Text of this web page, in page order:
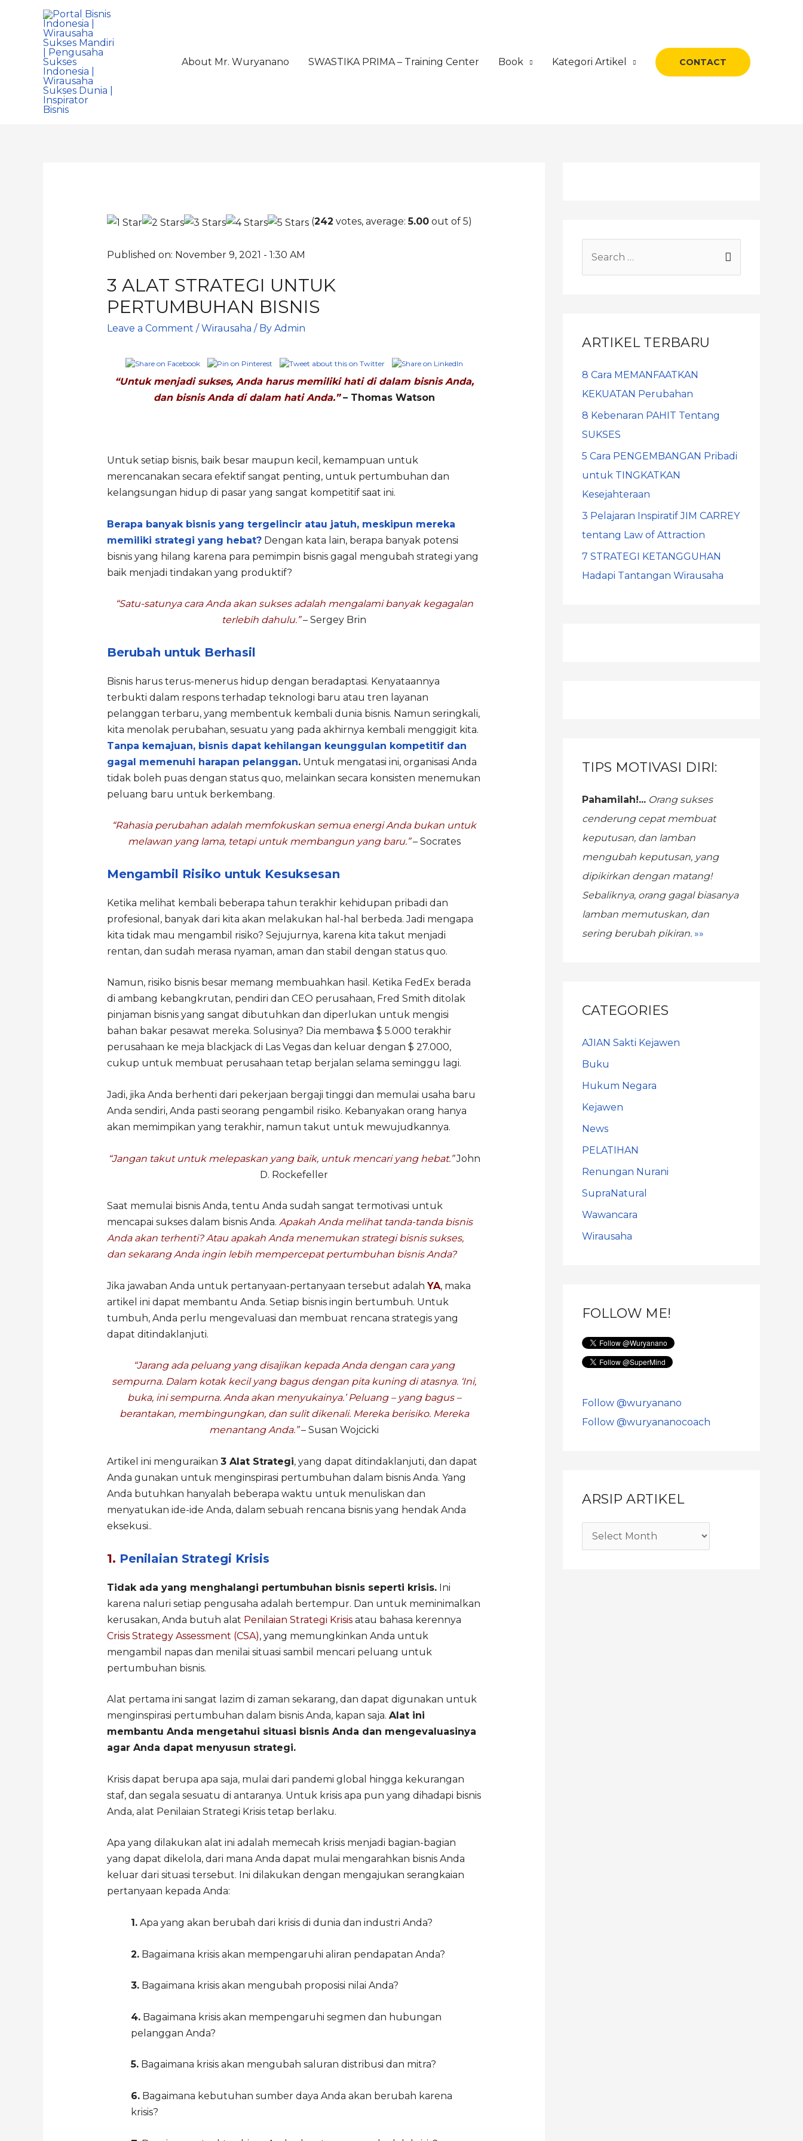
About Mr. Wuryanano SWASTIKA PRIMA – Training Center Book Kategori Artikel CONTACT
(242 votes, average:5.00out of 5)
Published on: November 9, 2021 - 1:30 AM
3 ALAT STRATEGI UNTUK
PERTUMBUHAN BISNIS
Leave a Comment /Wirausaha / By Admin
“Untuk menjadi sukses, Anda harus memiliki hati di dalam bisnis Anda,
dan bisnis Anda di dalam hati Anda.”– Thomas Watson
Untuk setiap bisnis, baik besar maupun kecil, kemampuan untuk
merencanakan secara efektif sangat penting, untuk pertumbuhan dan
kelangsungan hidup di pasar yang sangat kompetitif saat ini.
Berapa banyak bisnis yang tergelincir atau jatuh, meskipun mereka
memiliki strategi yang hebat?Dengan kata lain, berapa banyak potensi
bisnis yang hilang karena para pemimpin bisnis gagal mengubah strategi yang
baik menjadi tindakan yang produktif?
“Satu-satunya cara Anda akan sukses adalah mengalami banyak kegagalan
terlebih dahulu.”– Sergey Brin
Berubah untuk Berhasil
Bisnis harus terus-menerus hidup dengan beradaptasi. Kenyataannya
terbukti dalam respons terhadap teknologi baru atau tren layanan
pelanggan terbaru, yang membentuk kembali dunia bisnis. Namun seringkali,
kita menolak perubahan, sesuatu yang pada akhirnya kembali menggigit kita.
Tanpa kemajuan, bisnis dapat kehilangan keunggulan kompetitif dan
gagal memenuhi harapan pelanggan.Untuk mengatasi ini, organisasi Anda
tidak boleh puas dengan status quo, melainkan secara konsisten menemukan
peluang baru untuk berkembang.
“Rahasia perubahan adalah memfokuskan semua energi Anda bukan untuk
melawan yang lama, tetapi untuk membangun yang baru.”– Socrates
Mengambil Risiko untuk Kesuksesan
Ketika melihat kembali beberapa tahun terakhir kehidupan pribadi dan
profesional, banyak dari kita akan melakukan hal-hal berbeda. Jadi mengapa
kita tidak mau mengambil risiko? Sejujurnya, karena kita takut menjadi
rentan, dan sudah merasa nyaman, aman dan stabil dengan status quo.
Namun, risiko bisnis besar memang membuahkan hasil. Ketika FedEx berada
di ambang kebangkrutan, pendiri dan CEO perusahaan, Fred Smith ditolak
pinjaman bisnis yang sangat dibutuhkan dan diperlukan untuk mengisi
bahan bakar pesawat mereka. Solusinya? Dia membawa $ 5.000 terakhir
perusahaan ke meja blackjack di Las Vegas dan keluar dengan $ 27.000,
cukup untuk membuat perusahaan tetap berjalan selama seminggu lagi.
Jadi, jika Anda berhenti dari pekerjaan bergaji tinggi dan memulai usaha baru
Anda sendiri, Anda pasti seorang pengambil risiko. Kebanyakan orang hanya
akan memimpikan yang terakhir, namun takut untuk mewujudkannya.
“Jangan takut untuk melepaskan yang baik, untuk mencari yang hebat.”John
D. Rockefeller
Saat memulai bisnis Anda, tentu Anda sudah sangat termotivasi untuk
mencapai sukses dalam bisnis Anda. Apakah Anda melihat tanda-tanda bisnis
Anda akan terhenti? Atau apakah Anda menemukan strategi bisnis sukses,
dan sekarang Anda ingin lebih mempercepat pertumbuhan bisnis Anda?
Jika jawaban Anda untuk pertanyaan-pertanyaan tersebut adalahYA, maka
artikel ini dapat membantu Anda. Setiap bisnis ingin bertumbuh. Untuk
tumbuh, Anda perlu mengevaluasi dan membuat rencana strategis yang
dapat ditindaklanjuti.
“Jarang ada peluang yang disajikan kepada Anda dengan cara yang
sempurna. Dalam kotak kecil yang bagus dengan pita kuning di atasnya. ‘Ini,
buka, ini sempurna. Anda akan menyukainya.’ Peluang – yang bagus –
berantakan, membingungkan, dan sulit dikenali. Mereka berisiko. Mereka
menantang Anda.”– Susan Wojcicki
Artikel ini menguraikan 3 Alat Strategi, yang dapat ditindaklanjuti, dan dapat
Anda gunakan untuk menginspirasi pertumbuhan dalam bisnis Anda. Yang
Anda butuhkan hanyalah beberapa waktu untuk menuliskan dan
menyatukan ide-ide Anda, dalam sebuah rencana bisnis yang hendak Anda
eksekusi..
1. Penilaian Strategi Krisis
Tidak ada yang menghalangi pertumbuhan bisnis seperti krisis.Ini
karena naluri setiap pengusaha adalah bertempur. Dan untuk meminimalkan
kerusakan, Anda butuh alat Penilaian Strategi Krisisatau bahasa kerennya
Crisis Strategy Assessment (CSA), yang memungkinkan Anda untuk
mengambil napas dan menilai situasi sambil mencari peluang untuk
pertumbuhan bisnis.
Alat pertama ini sangat lazim di zaman sekarang, dan dapat digunakan untuk
menginspirasi pertumbuhan dalam bisnis Anda, kapan saja. Alat ini
membantu Anda mengetahui situasi bisnis Anda dan mengevaluasinya
agar Anda dapat menyusun strategi.
Krisis dapat berupa apa saja, mulai dari pandemi global hingga kekurangan
staf, dan segala sesuatu di antaranya. Untuk krisis apa pun yang dihadapi bisnis
Anda, alat Penilaian Strategi Krisis tetap berlaku.
Apa yang dilakukan alat ini adalah memecah krisis menjadi bagian-bagian
yang dapat dikelola, dari mana Anda dapat mulai mengarahkan bisnis Anda
keluar dari situasi tersebut. Ini dilakukan dengan mengajukan serangkaian
pertanyaan kepada Anda:
1.Apa yang akan berubah dari krisis di dunia dan industri Anda?
2.Bagaimana krisis akan mempengaruhi aliran pendapatan Anda?
3.Bagaimana krisis akan mengubah proposisi nilai Anda?
4.Bagaimana krisis akan mempengaruhi segmen dan hubungan
pelanggan Anda?
5.Bagaimana krisis akan mengubah saluran distribusi dan mitra?
6.Bagaimana kebutuhan sumber daya Anda akan berubah karena
krisis?
ARTIKEL TERBARU
8 Cara MEMANFAATKAN
KEKUATAN Perubahan
8 Kebenaran PAHIT Tentang
SUKSES
5 Cara PENGEMBANGAN Pribadi
untuk TINGKATKAN
Kesejahteraan
3 Pelajaran Inspiratif JIM CARREY
tentang Law of Attraction
7 STRATEGI KETANGGUHAN
Hadapi Tantangan Wirausaha
TIPS MOTIVASI DIRI:
Pahamilah!... Orang sukses
cenderung cepat membuat
keputusan, dan lamban
mengubah keputusan, yang
dipikirkan dengan matang!
Sebaliknya, orang gagal biasanya
lamban memutuskan, dan
sering berubah pikiran. »»
CATEGORIES
AJIAN Sakti Kejawen
Buku
Hukum Negara
Kejawen
News
PELATIHAN
Renungan Nurani
SupraNatural
Wawancara
Wirausaha
FOLLOW ME!
Follow @wuryanano
Follow @wuryananocoach
ARSIP ARTIKEL